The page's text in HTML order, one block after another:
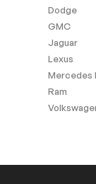
Vitres et
Dodge
GMC
Jaguar
Lexus
Mercedes
Ram